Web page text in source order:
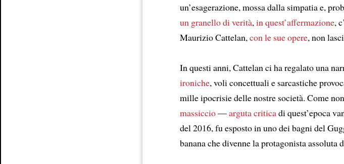
un’esagerazione, mossa dalla simpatia e,
un granello di verità, in quest’affermazione,
Maurizio Cattelan, con le sue opere, non
In questi anni, Cattelan ci ha regalato una
ironiche, voli concettuali e sarcastiche
mille ipocrisie delle nostre società. Come
massiccio—arguta criticadi quest’epoca
del 2016, fu esposto in uno dei bagni del
banana che divenne la protagonista